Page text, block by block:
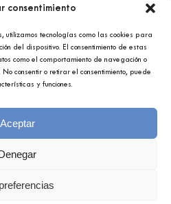
consentimiento
utilizamos tecnologías como las cookies para
del dispositivo. El consentimiento de estas
como el comportamiento de navegación o
No consentir o retirar el consentimiento, puede
y funciones.
Aceptar
Obra Social Abanca
de privacidade